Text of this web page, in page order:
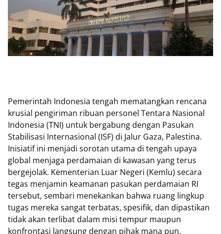
Pemerintah Indonesia tengah mematangkan rencana
krusial pengiriman ribuan personel Tentara Nasional
Indonesia (TNI) untuk bergabung dengan Pasukan
Stabilisasi Internasional (ISF) di Jalur Gaza, Palestina.
Inisiatif ini menjadi sorotan utama di tengah upaya
global menjaga perdamaian di kawasan yang terus
bergejolak. Kementerian Luar Negeri (Kemlu) secara
tegas menjamin keamanan pasukan perdamaian RI
tersebut, sembari menekankan bahwa ruang lingkup
tugas mereka sangat terbatas, spesifik, dan dipastikan
tidak akan terlibat dalam misi tempur maupun
konfrontasi langsung dengan pihak mana pun.